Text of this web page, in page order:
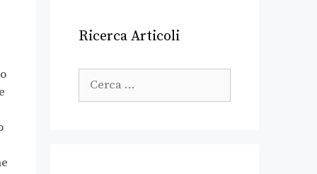
Ricerca Articoli